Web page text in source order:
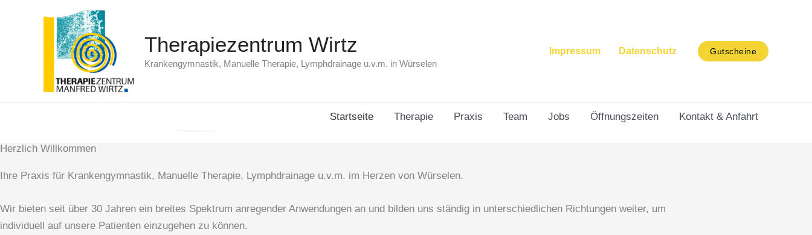
Therapiezentrum Wirtz
Krankengymnastik, Manuelle Therapie, Lymphdrainage u.v.m. in Würselen
Impressum Datenschutz Gutscheine
Startseite Therapie Praxis Team Jobs Öffnungszeiten Kontakt & Anfahrt
Herzlich Willkommen
Ihre Praxis für Krankengymnastik, Manuelle Therapie, Lymphdrainage u.v.m. im Herzen von Würselen.
Wir bieten seit über 30 Jahren ein breites Spektrum anregender Anwendungen an und bilden uns ständig in unterschiedlichen Richtungen weiter, um
individuell auf unsere Patienten einzugehen zu können.